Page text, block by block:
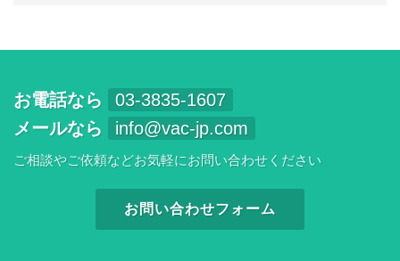
お電話なら
03-3835-1607
メールなら
info@vac-jp.com
ご相談やご依頼などお気軽にお問い合わせください
お問い合わせフォーム